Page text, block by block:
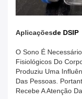
AplicaçõesDe DSIP
O Sono É
Fisiológicos Do
Produziu Uma
Das Pessoas.
Recebe A Atenção